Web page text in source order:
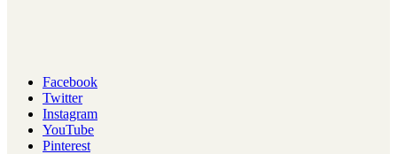
Facebook
Twitter
Instagram
YouTube
Pinterest